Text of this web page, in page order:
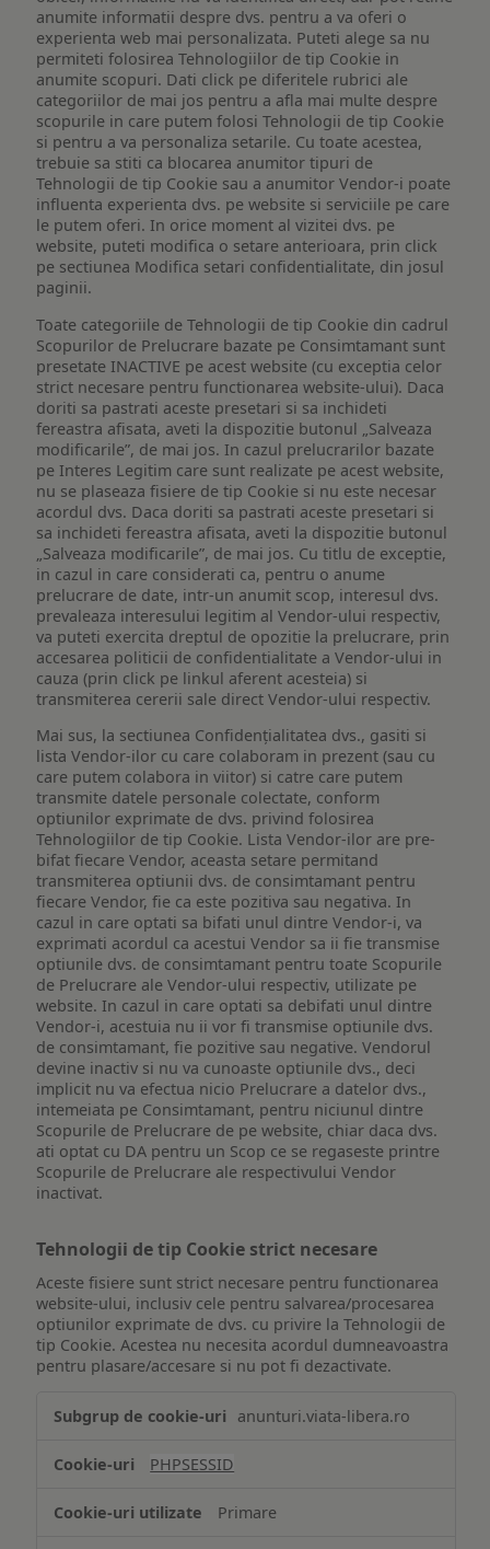
anumite informatii despre dvs. pentru a va oferi o
experienta web mai personalizata. Puteti alege sa nu
permiteti folosirea Tehnologiilor de tip Cookie in
anumite scopuri. Dati click pe diferitele rubrici ale
categoriilor de mai jos pentru a afla mai multe despre
scopurile in care putem folosi Tehnologii de tip Cookie
si pentru a va personaliza setarile. Cu toate acestea,
trebuie sa stiti ca blocarea anumitor tipuri de
Tehnologii de tip Cookie sau a anumitor Vendor-i poate
influenta experienta dvs. pe website si serviciile pe care
le putem oferi. In orice moment al vizitei dvs. pe
website, puteti modifica o setare anterioara, prin click
pe sectiunea Modifica setari confidentialitate, din josul
paginii.
Toate categoriile de Tehnologii de tip Cookie din cadrul
Scopurilor de Prelucrare bazate pe Consimtamant sunt
presetate INACTIVE pe acest website (cu exceptia celor
strict necesare pentru functionarea website-ului). Daca
doriti sa pastrati aceste presetari si sa inchideti
fereastra afisata, aveti la dispozitie butonul „Salveaza
modificarile”, de mai jos. In cazul prelucrarilor bazate
pe Interes Legitim care sunt realizate pe acest website,
nu se plaseaza fisiere de tip Cookie si nu este necesar
acordul dvs. Daca doriti sa pastrati aceste presetari si
sa inchideti fereastra afisata, aveti la dispozitie butonul
„Salveaza modificarile”, de mai jos. Cu titlu de exceptie,
in cazul in care considerati ca, pentru o anume
prelucrare de date, intr-un anumit scop, interesul dvs.
prevaleaza interesului legitim al Vendor-ului respectiv,
va puteti exercita dreptul de opozitie la prelucrare, prin
accesarea politicii de confidentialitate a Vendor-ului in
cauza (prin click pe linkul aferent acesteia) si
transmiterea cererii sale direct Vendor-ului respectiv.
Mai sus, la sectiunea Confidențialitatea dvs., gasiti si
lista Vendor-ilor cu care colaboram in prezent (sau cu
care putem colabora in viitor) si catre care putem
transmite datele personale colectate, conform
optiunilor exprimate de dvs. privind folosirea
Tehnologiilor de tip Cookie. Lista Vendor-ilor are pre-
bifat fiecare Vendor, aceasta setare permitand
transmiterea optiunii dvs. de consimtamant pentru
fiecare Vendor, fie ca este pozitiva sau negativa. In
cazul in care optati sa bifati unul dintre Vendor-i, va
exprimati acordul ca acestui Vendor sa ii fie transmise
optiunile dvs. de consimtamant pentru toate Scopurile
de Prelucrare ale Vendor-ului respectiv, utilizate pe
website. In cazul in care optati sa debifati unul dintre
Vendor-i, acestuia nu ii vor fi transmise optiunile dvs.
de consimtamant, fie pozitive sau negative. Vendorul
devine inactiv si nu va cunoaste optiunile dvs., deci
implicit nu va efectua nicio Prelucrare a datelor dvs.,
intemeiata pe Consimtamant, pentru niciunul dintre
Scopurile de Prelucrare de pe website, chiar daca dvs.
ati optat cu DA pentru un Scop ce se regaseste printre
Scopurile de Prelucrare ale respectivului Vendor
inactivat.
Tehnologii de tip Cookie strict necesare
Aceste fisiere sunt strict necesare pentru functionarea
website-ului, inclusiv cele pentru salvarea/procesarea
optiunilor exprimate de dvs. cu privire la Tehnologii de
tip Cookie. Acestea nu necesita acordul dumneavoastra
pentru plasare/accesare si nu pot fi dezactivate.
de
Cookie
necesare
anunturi.viata-libera.ro
PHPSESSID
Primare